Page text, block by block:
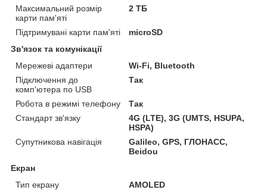
Максимальний розмір
карти пам'яті
2 ТБ
Підтримувані карти пам'яті
microSD
Зв'язок та комунікації
Мережеві адаптери
Wi-Fi, Bluetooth
Підключення до
комп'ютера по USB
Так
Робота в режимі телефону
Так
Стандарт зв'язку
4G (LTE), 3G (UMTS, HSUPA,
HSPA)
Супутникова навігація
Galileo, GPS, ГЛОНАСС,
Beidou
Екран
Тип екрану
AMOLED